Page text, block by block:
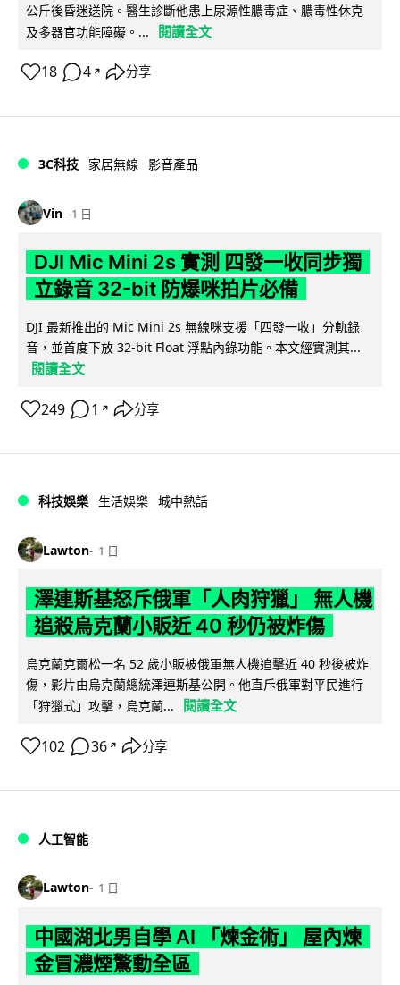
公斤後昏迷送院。醫生診斷他患上尿源性膿毒症、膿毒性休克
及多器官功能障礙。...
閱讀全文
18 4 ↗ 分享
3C科技 家居無線 影音產品
Vin 1 日
DJI Mic Mini 2s 實測 四發一收同步獨
立錄音 32-bit 防爆咪拍片必備
DJI 最新推出的 Mic Mini 2s 無線咪支援「四發一收」分軌錄
音，並首度下放 32-bit Float 浮點內錄功能。本文經實測其...
閱讀全文
249 1 ↗ 分享
科技娛樂 生活娛樂 城中熱話
Lawton 1 日
澤連斯基怒斥俄軍「人肉狩獵」 無人機
追殺烏克蘭小販近 40 秒仍被炸傷
烏克蘭克爾松一名 52 歲小販被俄軍無人機追擊近 40 秒後被炸
傷，影片由烏克蘭總統澤連斯基公開。他直斥俄軍對平民進行
「狩獵式」攻擊，烏克蘭...
閱讀全文
102 36 ↗ 分享
人工智能
Lawton 1 日
中國湖北男自學 AI 「煉金術」 屋內煉
金冒濃煙驚動全區